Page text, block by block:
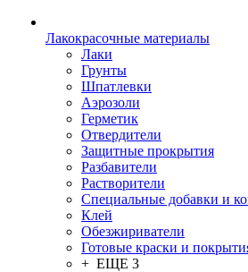
Лакокрасочные материалы
Лаки
Грунты
Шпатлевки
Аэрозоли
Герметик
Отвердители
Защитные прокрытия
Разбавители
Растворители
Специальные добавки и
Клей
Обезжириватели
Готовые краски и
+ ЕЩЕ 3